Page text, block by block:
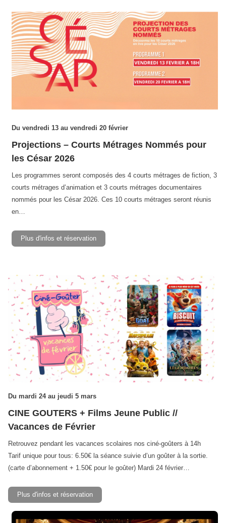
Du vendredi 13 au vendredi 20 février
Projections – Courts Métrages Nommés pour
les César 2026
Les programmes seront composés des 4 courts métrages de fiction, 3
courts métrages d’animation et 3 courts métrages documentaires
nommés pour les César 2026. Ces 10 courts métrages seront réunis
en…
Plus d'infos et réservation
Du mardi 24 au jeudi 5 mars
CINE GOUTERS + Films Jeune Public //
Vacances de Février
Retrouvez pendant les vacances scolaires nos ciné-goûters à 14h
Tarif unique pour tous: 6.50€ la séance suivie d’un goûter à la sortie.
(carte d’abonnement + 1.50€ pour le goûter) Mardi 24 février…
Plus d'infos et réservation